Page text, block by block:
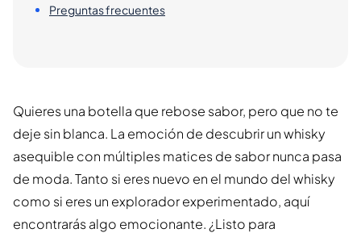
Preguntas frecuentes
Quieres una botella que rebose sabor, pero que no te
deje sin blanca. La emoción de descubrir un whisky
asequible con múltiples matices de sabor nunca pasa
de moda. Tanto si eres nuevo en el mundo del whisky
como si eres un explorador experimentado, aquí
encontrarás algo emocionante. ¿Listo para